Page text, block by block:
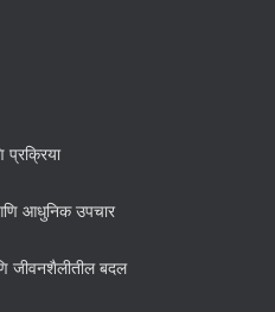
प्रक्रिया
आधुनिक उपचार
जीवनशैलीतील बदल